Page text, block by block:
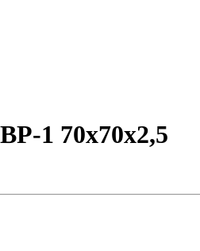
1 70х70х2,5